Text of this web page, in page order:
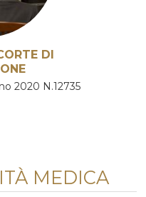
DI
2020 N.12735
MEDICA